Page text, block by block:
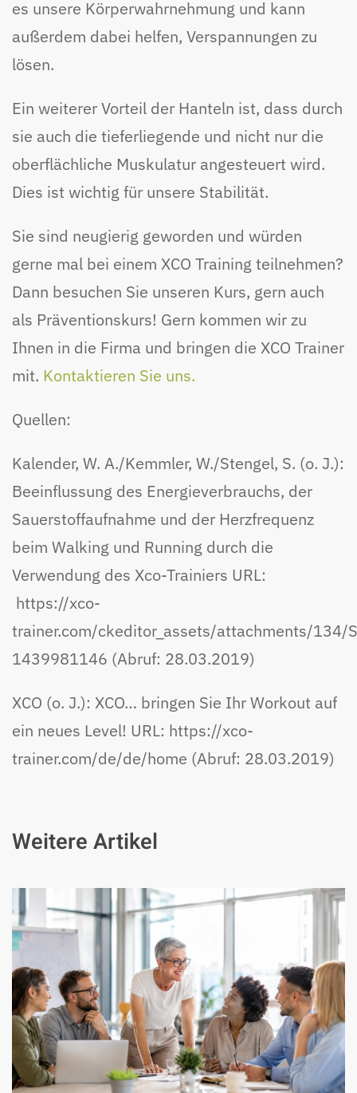
es unsere Körperwahrnehmung und kann
außerdem dabei helfen, Verspannungen zu
lösen.
Ein weiterer Vorteil der Hanteln ist, dass durch
sie auch die tieferliegende und nicht nur die
oberflächliche Muskulatur angesteuert wird.
Dies ist wichtig für unsere Stabilität.
Sie sind neugierig geworden und würden
gerne mal bei einem XCO Training teilnehmen?
Dann besuchen Sie unseren Kurs, gern auch
als Präventionskurs! Gern kommen wir zu
Ihnen in die Firma und bringen die XCO Trainer
mit. Kontaktieren Sie uns.
Quellen:
Kalender, W. A./Kemmler, W./Stengel, S. (o. J.):
Beeinflussung des Energieverbrauchs, der
Sauerstoffaufnahme und der Herzfrequenz
beim Walking und Running durch die
Verwendung des Xco-Trainiers URL:
https://xco-
trainer.com/ckeditor_assets/attachments/134/
1439981146 (Abruf: 28.03.2019)
XCO (o. J.): XCO… bringen Sie Ihr Workout auf
ein neues Level! URL: https://xco-
trainer.com/de/de/home (Abruf: 28.03.2019)
Weitere Artikel